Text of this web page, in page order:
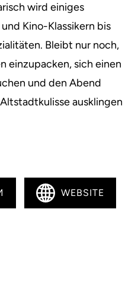
wird einiges
Kino-Klassikern bis
Bleibt nur noch,
einzupacken, sich einen
und den Abend
ausklingen
WEBSITE